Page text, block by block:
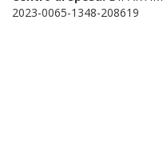
2023-0065-1348-208619